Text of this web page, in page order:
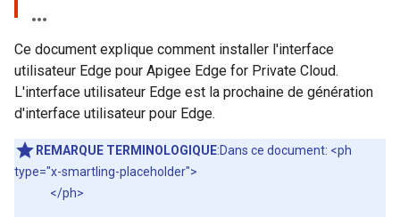
Ce document explique comment installer l'interface
utilisateur Edge pour Apigee Edge for Private Cloud.
L'interface utilisateur Edge est la prochaine de génération
d'interface utilisateur pour Edge.
REMARQUE TERMINOLOGIQUE:Dans ce document: <ph
type="x-smartling-placeholder">
</ph>